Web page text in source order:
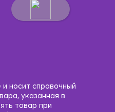
носит справочный
указанная в
товар при